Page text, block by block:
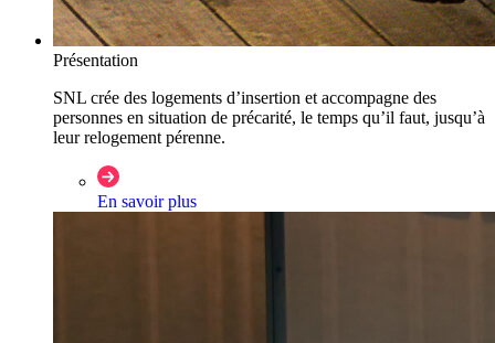
Présentation
SNL crée des logements d’insertion et accompagne des
personnes en situation de précarité, le temps qu’il faut, jusqu’à
leur relogement pérenne.
En savoir plus